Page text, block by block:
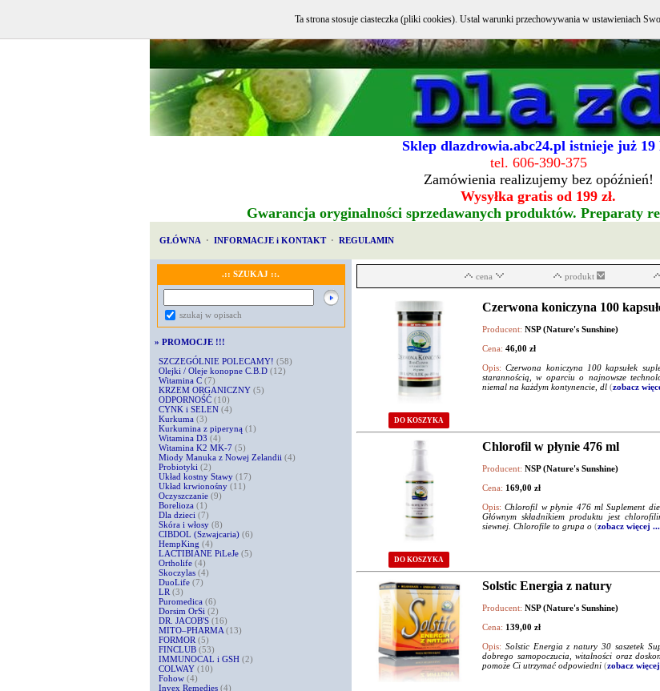
Sklep dlazdrowia.abc24.pl istnieje już 19
tel. 606-390-375
Zamówienia realizujemy bez opóźnień!
Wysyłka gratis od 199 zł.
Gwarancja oryginalności sprzedawanych produktów. Preparaty
GŁÓWNA · INFORMACJE i KONTAKT · REGULAMIN
.:: SZUKAJ ::.
szukaj w opisach
» PROMOCJE !!!
SZCZEGÓLNIE POLECAMY! (58)
Olejki / Oleje konopne C.B.D (12)
Witamina C (7)
KRZEM ORGANICZNY (5)
ODPORNOŚĆ (10)
CYNK i SELEN (4)
Kurkuma (3)
Kurkumina z piperyną (1)
Witamina D3 (4)
Witamina K2 MK-7 (5)
Miody Manuka z Nowej Zelandii (4)
Probiotyki (2)
Układ kostny Stawy (17)
Układ krwionośny (11)
Oczyszczanie (9)
Borelioza (1)
Dla dzieci (7)
Skóra i włosy (8)
CIBDOL (Szwajcaria) (6)
HempKing (4)
LACTIBIANE PiLeJe (5)
Ortholife (4)
Skoczylas (4)
DuoLife (7)
LR (3)
Puromedica (6)
Dorsim OrSi (2)
DR. JACOB'S (16)
MITO–PHARMA (13)
FORMOR (5)
FINCLUB (53)
IMMUNOCAL i GSH (2)
COLWAY (10)
Fohow (4)
Invex Remedies (4)
cena produkt
DO KOSZYKA
Czerwona koniczyna 100
Producent: NSP (Nature's Sunshine)
Cena: 46,00 zł
Opis: Czerwona koniczyna 100 kapsułek
starannością, w oparciu o najnowsze
niemal na każdym kontynencie, dl (zobacz
DO KOSZYKA
Chlorofil w płynie 476 ml
Producent: NSP (Nature's Sunshine)
Cena: 169,00 zł
Opis: Chlorofil w płynie 476 ml Suplement
Głównym składnikiem produktu jest
siewnej. Chlorofile to grupa o (zobacz więcej ...
Solstic Energia z natury
Producent: NSP (Nature's Sunshine)
Cena: 139,00 zł
Opis: Solstic Energia z natury 30 saszetek
dobrego samopoczucia, witalności oraz
pomoże Ci utrzymać odpowiedni (zobacz
Ta strona stosuje ciasteczka (pliki cookies). Ustal warunki przechowywania w ustawieniach